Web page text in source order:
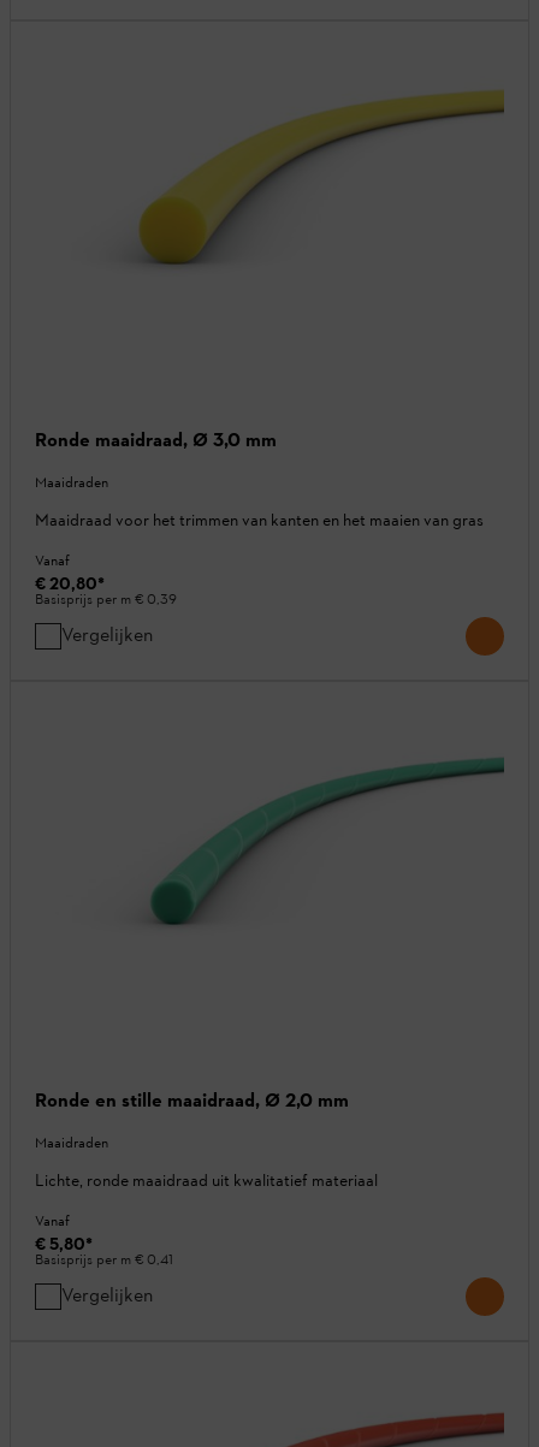
Ronde maaidraad, Ø 3,0 mm
Maaidraden
Maaidraad voor het trimmen van kanten en het maaien van gras
Vanaf
€ 20,80*
Basisprijs per m € 0,39
Vergelijken
Ronde en stille maaidraad, Ø 2,0 mm
Maaidraden
Lichte, ronde maaidraad uit kwalitatief materiaal
Vanaf
€ 5,80*
Basisprijs per m € 0,41
Vergelijken